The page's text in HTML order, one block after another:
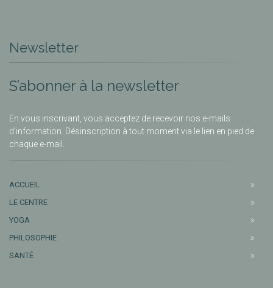
Newsletter
S’abonner à la newsletter
En vous inscrivant, vous acceptez de recevoir nos e-mails
d’information. Désinscription à tout moment via le lien en pied de
chaque e-mail.
ACCUEIL
LE CENTRE
YOGA
PHILOSOPHIE
SANTÉ